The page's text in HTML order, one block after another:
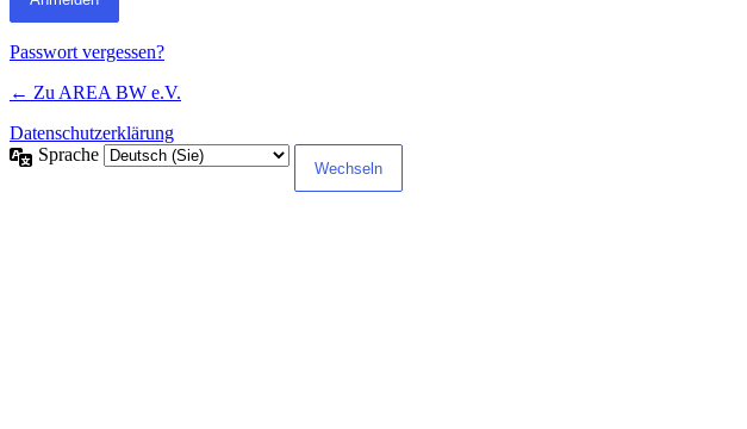
Passwort vergessen?
← Zu AREA BW e.V.
Datenschutzerklärung
Sprache